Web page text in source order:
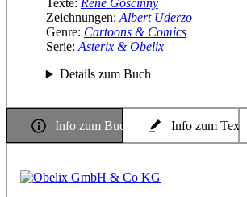
Texte: René Goscinny
Zeichnungen: Albert Uderzo
Genre: Cartoons & Comics
Serie: Asterix & Obelix
Details zum Buch
Info zum Buch Info zum Texter